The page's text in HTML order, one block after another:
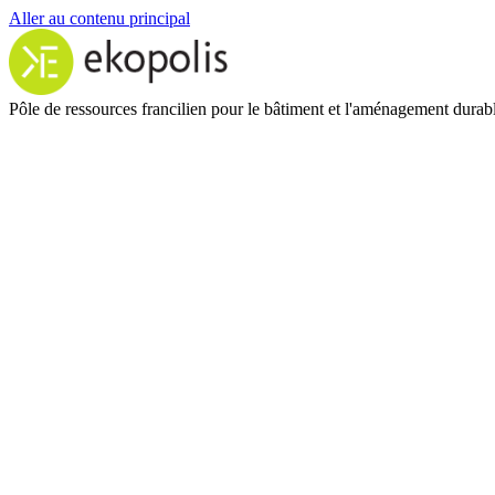
Aller au contenu principal
Pôle de ressources francilien pour le bâtiment et l'aménagement